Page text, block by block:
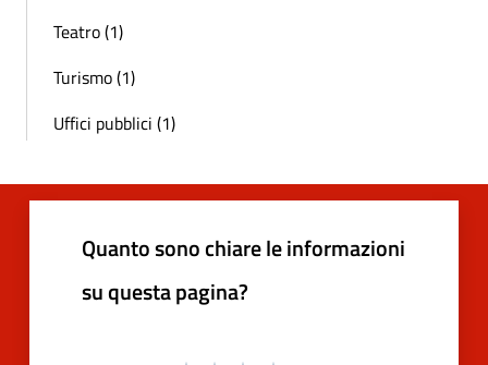
Teatro (1)
Turismo (1)
Uffici pubblici (1)
Quanto sono chiare le informazioni
su questa pagina?